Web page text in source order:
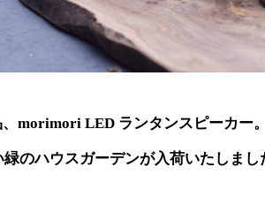
morimori LED ランタンスピーカー
のハウスガーデンが入荷いたしまし